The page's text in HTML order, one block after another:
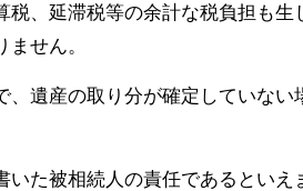
、延滞税等の余計な税負担も
せん。
遺産の取り分が確定していな
た被相続人の責任であるとい